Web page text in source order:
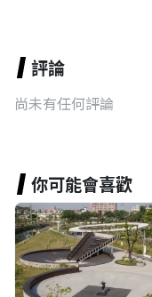
評論
尚未有任何評論
你可能會喜歡